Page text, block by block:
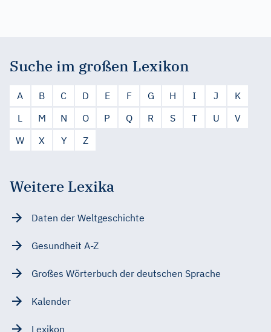
Suche im großen Lexikon
A B C D E F G H I J
K
L
M N O P Q R S T U
V
W
X Y Z
Weitere Lexika
Daten der Weltgeschichte
Gesundheit A-Z
Großes Wörterbuch der deutschen Sprache
Kalender
Lexikon